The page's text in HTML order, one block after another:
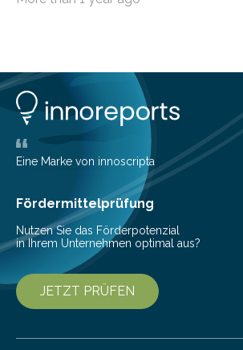
die genau das ermöglichen: Sie helfen
Lösungen interessieren. 1.
Konten auf einen Blick Viele Banken
ihrem Online-Banking eine
mit der sich Konten bei anderen
Eine Marke von innoscripta
Fördermittelprüfung
Nutzen Sie das Förderpotenzial
in Ihrem Unternehmen optimal aus?
JETZT PRÜFEN